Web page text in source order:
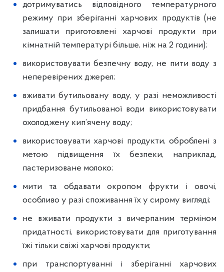
дотримуватись відповідного температурного
режиму при зберіганні харчових продуктів (не
залишати приготовлені харчові продукти при
кімнатній температурі більше, ніж на 2 години);
використовувати безпечну воду, не пити воду з
неперевірених джерел;
вживати бутильовану воду, у разі неможливості
придбання бутильованої води використовувати
охолоджену кип’ячену воду;
використовувати харчові продукти, оброблені з
метою підвищення їх безпеки, наприклад,
пастеризоване молоко;
мити та обдавати окропом фрукти і овочі,
особливо у разі споживання їх у сирому вигляді;
не вживати продукти з вичерпаним терміном
придатності, використовувати для приготування
їжі тільки свіжі харчові продукти;
при транспортуванні і зберіганні харчових